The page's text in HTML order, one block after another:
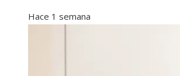
Hace 1 semana